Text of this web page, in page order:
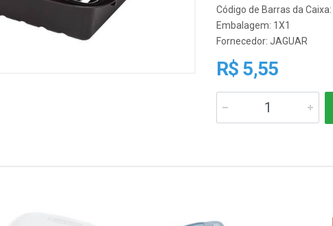
Código de Barras da
Embalagem: 1X1
Fornecedor: JAGUAR
R$ 5,55